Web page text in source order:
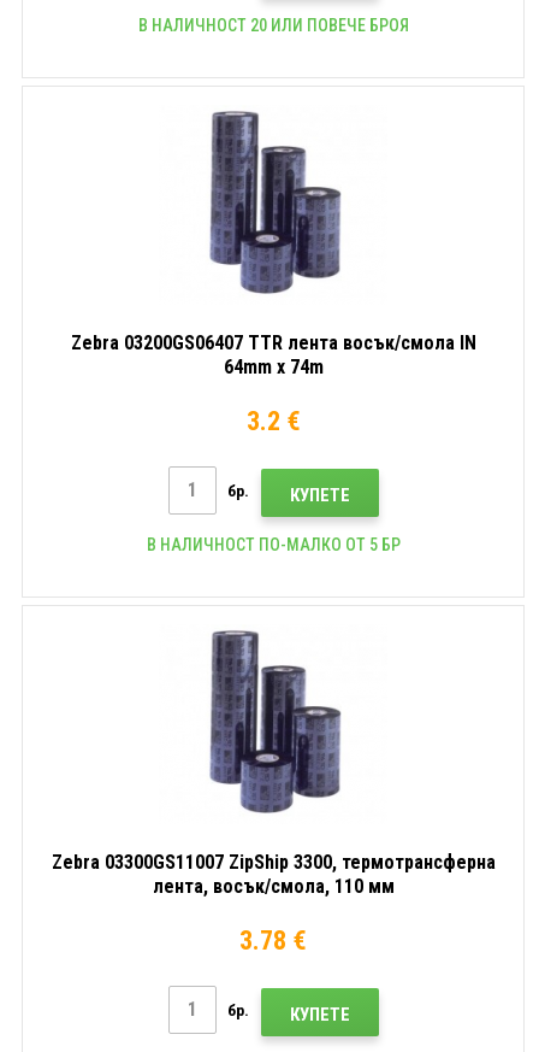
В НАЛИЧНОСТ 20 ИЛИ ПОВЕЧЕ БРОЯ
Zebra 03200GS06407 TTR лента восък/смола IN
64mm x 74m
3.2 €
бр. КУПЕТЕ
В НАЛИЧНОСТ ПО-МАЛКО ОТ 5 БР
Zebra 03300GS11007 ZipShip 3300, термотрансферна
лента, восък/смола, 110 мм
3.78 €
бр. КУПЕТЕ